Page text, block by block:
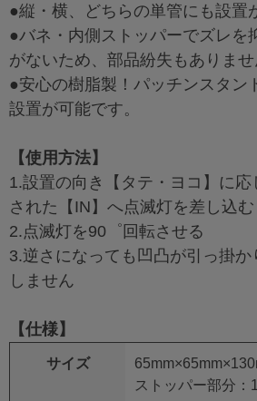
●縦・横、どちらの単管にも設置
●バネ・内側ストッパーでズレを
がないため、部品紛失もありませ
●安心の樹脂製！パッチンスタン
設置が可能です。
【使用方法】
1.設置の向き【タテ・ヨコ】に
された【IN】へ点滅灯を差し込む
2.点滅灯を90゜回転させる
3.逆さになっても凹凸が引っ掛
しません
【仕様】
サイズ
ストッパー部分：